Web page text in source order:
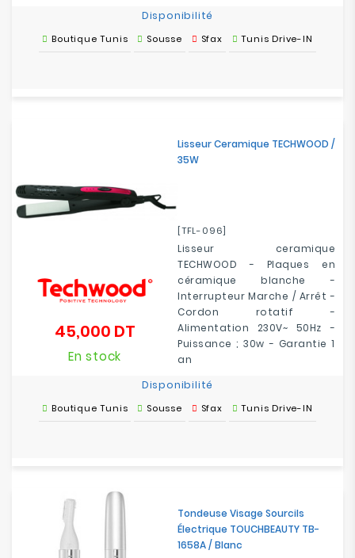
Disponibilité
Boutique Tunis Sousse Sfax Tunis Drive-IN
Lisseur Ceramique TECHWOOD /
35W
[TFL-096]
Lisseur ceramique
TECHWOOD - Plaques en
céramique blanche -
Interrupteur Marche / Arrêt -
Cordon rotatif -
Alimentation 230V~ 50Hz -
Puissance ; 30w - Garantie 1
an
45,000 DTPrix
En stock
Disponibilité
Boutique Tunis Sousse Sfax Tunis Drive-IN
Tondeuse Visage Sourcils
Électrique TOUCHBEAUTY TB-
1658A / Blanc